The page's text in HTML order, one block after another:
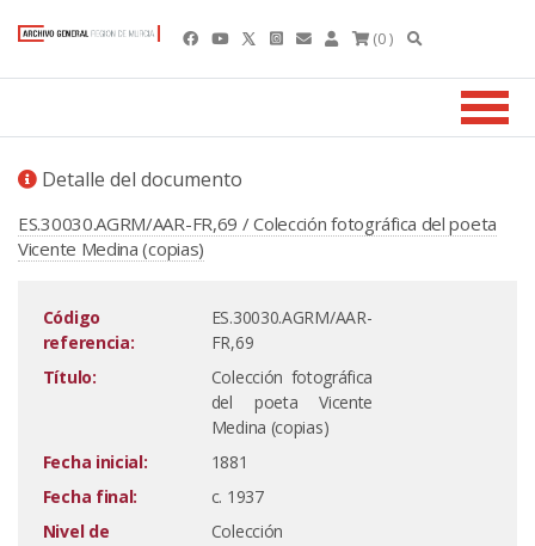
(0 )
Detalle del documento
ES.30030.AGRM/AAR-FR,69 / Colección fotográfica del poeta
Vicente Medina (copias)
Código
referencia:
ES.30030.AGRM/AAR-
FR,69
Título:
Colección fotográfica
del poeta Vicente
Medina (copias)
Fecha inicial:
1881
Fecha final:
c. 1937
Nivel de
Colección